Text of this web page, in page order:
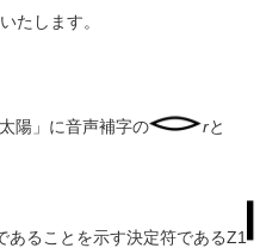
たします。
陽」に音声補字の rと
あることを示す決定符であるZ1